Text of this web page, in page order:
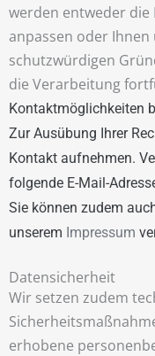
werden entweder
anpassen oder
schutzwürdigen
die Verarbeitung
Kontaktmöglichkeiten
Zur Ausübung Ihrer
Kontakt aufnehmen.
folgende E-Mail-
Sie können zudem
unserem Impressum
Datensicherheit
Wir setzen zudem
erhobene